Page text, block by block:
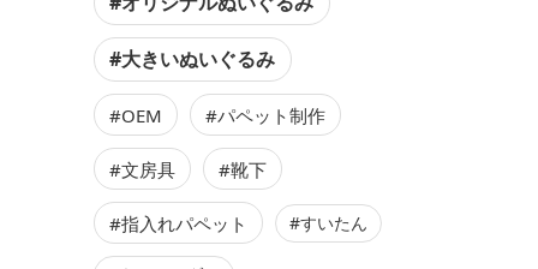
#大きいぬいぐるみ
#OEM #パペット制作
#文房具 #靴下
#指入れパペット #すいたん